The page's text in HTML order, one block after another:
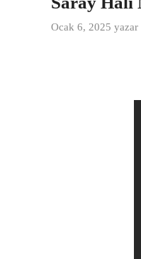
Ocak 6, 2025 yazar